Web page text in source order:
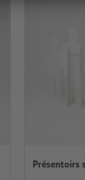
Présentoirs